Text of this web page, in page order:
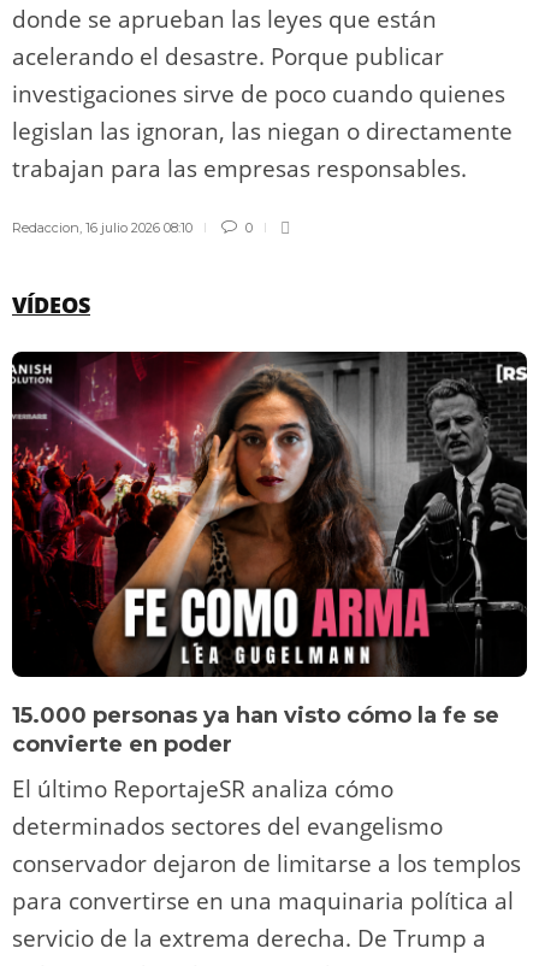
donde se aprueban las leyes que están
acelerando el desastre. Porque publicar
investigaciones sirve de poco cuando quienes
legislan las ignoran, las niegan o directamente
trabajan para las empresas responsables.
Redaccion, 16 julio 2026 08:10 0
VÍDEOS
15.000 personas ya han visto cómo la fe se
convierte en poder
El último ReportajeSR analiza cómo
determinados sectores del evangelismo
conservador dejaron de limitarse a los templos
para convertirse en una maquinaria política al
servicio de la extrema derecha. De Trump a